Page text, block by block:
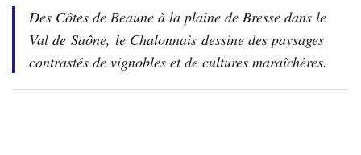
Des Côtes de Beaune à la plaine de Bresse dans le
Val de Saône, le Chalonnais dessine des paysages
contrastés de vignobles et de cultures maraîchères.